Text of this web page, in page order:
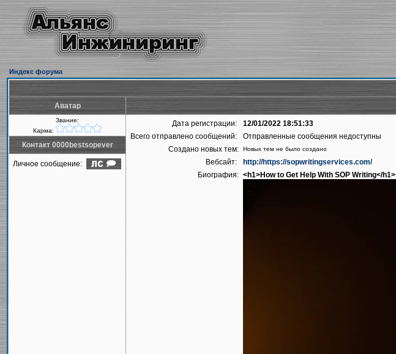
Индекс форума
Аватар
Звание:
Карма:
Дата регистрации:
12/01/2022 18:51:33
Всего отправлено сообщений:
Отправленные сообщения недоступны
Создано новых тем:
Новых тем не было создано
Вебсайт:
http://https://sopwritingservices.com/
Биография: <h1>How to Get Help With SOP Writing</h1>
Контакт 0000bestsopever
Личное сообщение: